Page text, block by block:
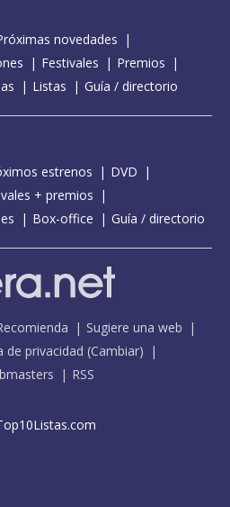
novedades
Festivales
Premios
Listas Guía / directorio
estrenos
DVD
+ premios
Box-office Guía / directorio
Sugiere una web
de privacidad (Cambiar)
RSS